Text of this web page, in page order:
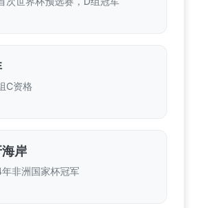
C资格
岸
非洲国家杯冠军